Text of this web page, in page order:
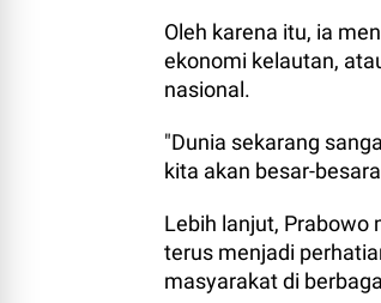
Oleh karena itu, ia
ekonomi kelautan,
nasional.
"Dunia sekarang
kita akan besar-
Lebih lanjut, Prabowo
terus menjadi
masyarakat di